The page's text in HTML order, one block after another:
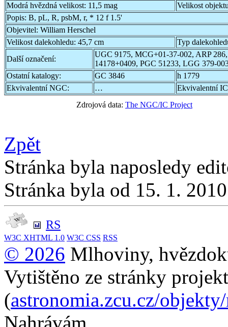
Modrá hvězdná velikost: 11,5 mag
Velikost
Popis: B, pL, R, psbM, r, * 12 f 1.5'
Objevitel: William Herschel
Velikost dalekohledu: 45,7 cm
Typ
Další označení:
UGC 9175, MCG+01-37-002, ARP
14178+0409, PGC 51233, LGG 379-
Ostatní katalogy:
GC 3846
h 1779
Ekvivalentní NGC:
…
Ekvivalentní
Zdrojová data: The NGC/IC Project
Zpět
Stránka byla naposledy
Stránka byla od 15. 1.
RS
W3C XHTML 1.0 W3C CSS RSS
© 2026 Mlhoviny,
Vytištěno ze stránky
(astronomia.zcu.cz/
Nahrávám...